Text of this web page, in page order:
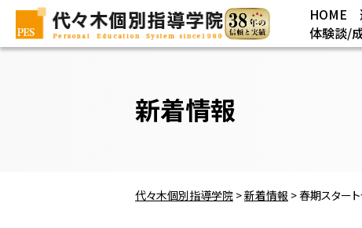
HOME
体験談/
新着情報
代々木個別指導学院 >新着情報 > 春期スター